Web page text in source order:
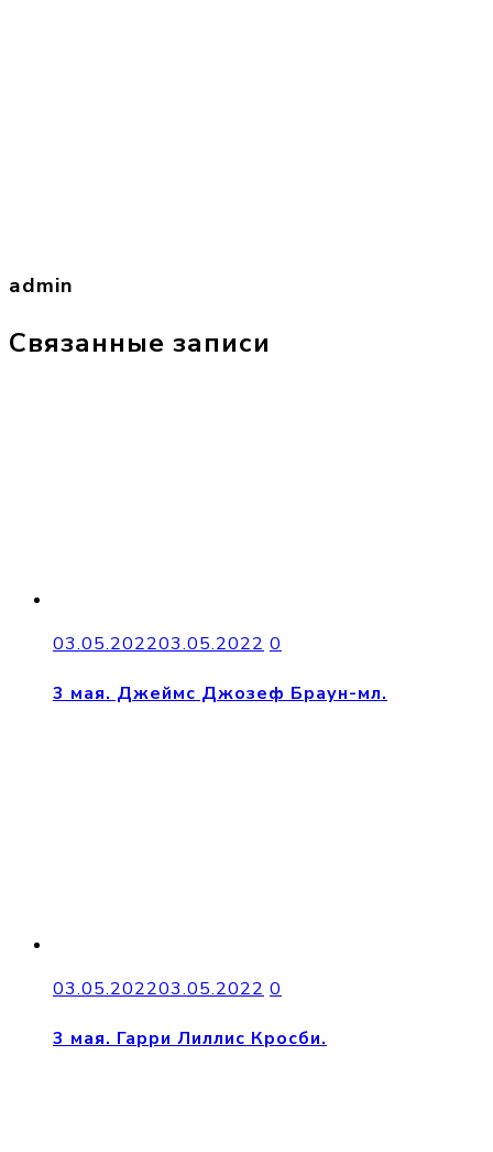
admin
Связанные записи
03.05.202203.05.2022 0
3 мая. Джеймс Джозеф Браун-мл.
03.05.202203.05.2022 0
3 мая. Гарри Лиллис Кросби.